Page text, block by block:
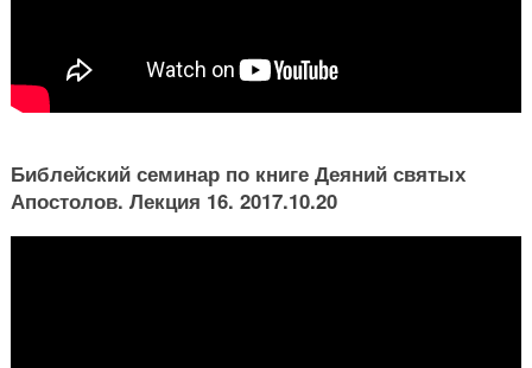
Библейский семинар по книге Деяний святых
Апостолов. Лекция 16. 2017.10.20